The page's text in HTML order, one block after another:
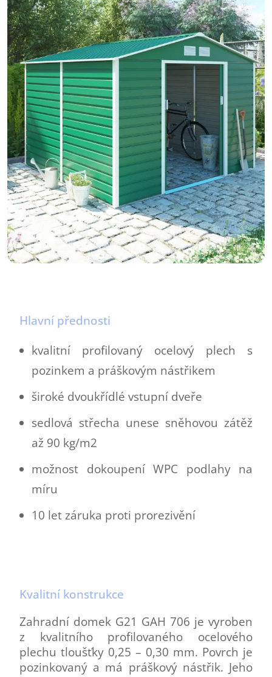
Hlavní přednosti
kvalitní profilovaný ocelový plech s
pozinkem a práškovým nástřikem
široké dvoukřídlé vstupní dveře
sedlová střecha unese sněhovou zátěž
až 90 kg/m2
možnost dokoupení WPC podlahy na
míru
10 let záruka proti prorezivění
Kvalitní konstrukce
Zahradní domek G21 GAH 706 je vyroben
z kvalitního profilovaného ocelového
plechu tloušťky 0,25 – 0,30 mm. Povrch je
pozinkovaný a má práškový nástřik. Jeho